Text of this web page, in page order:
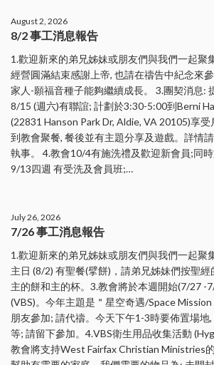
August 2, 2026
8/2 事工消息報告
1.歡迎新來的弟兄姊妹或朋友們與我們一起聚
經營圓滿結束感謝上帝, 也請在禱告中紀念來
家人-願福音種子能夠繼續成長。 3.團契消息:
8/15 (週六)有聯誼; 計劃於3:30-5:00到Berni
(22831 Hanson Park Dr, Aldie, VA 20105)享
到教會聚餐, 餐後並有主題分享及遊戲。詳情
執事。 4.教會10/4有施洗禮及歡迎新會員;同
9/13四週 有受洗及會員班;…
July 26, 2026
7/26 事工消息報告
1.歡迎新來的弟兄姊妹或朋友們與我們一起聚
主日 (8/2) 有聖餐(擘餅)，請弟兄姊妹們按聖
主的餅和主的杯。3.教會將於本週開始(7/27 -
(VBS)。今年主題是＂星空奇遇/Space
朋友參加; 請代禱。今天下午1-3時要佈置場地
等; 請留下參加。4.VBS衛生用品收集活動
教會將支持West Fairfax Christian Ministries